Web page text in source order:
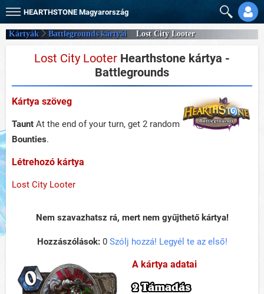
HEARTHSTONE Magyarország
Kártyák Battlegrounds kártyái Lost City Looter
Lost City Looter Hearthstone kártya -
Battlegrounds
Kártya szöveg
Taunt At the end of your turn, get 2 random
Bounties.
Létrehozó kártya
Lost City Looter
Nem szavazhatsz rá, mert nem gyűjthető kártya!
Hozzászólások:0 Szólj hozzá! Legyél te az első!
A kártya adatai
2 Támadás